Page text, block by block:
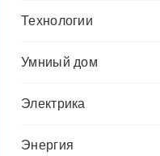
Технологии
Умниый дом
Электрика
Энергия